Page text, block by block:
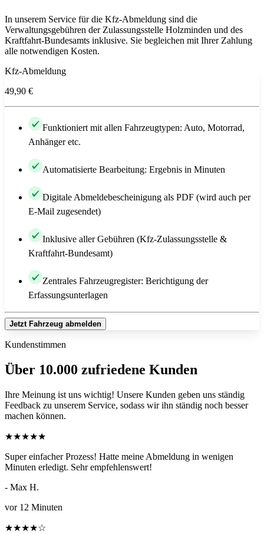
In unserem Service für die Kfz-Abmeldung sind die
Verwaltungsgebühren der Zulassungsstelle Holzminden und des
Kraftfahrt-Bundesamts inklusive. Sie begleichen mit Ihrer Zahlung
alle notwendigen Kosten.
Kfz-Abmeldung
49,90 €
Funktioniert mit allen Fahrzeugtypen: Auto, Motorrad,
Anhänger etc.
Automatisierte Bearbeitung: Ergebnis in Minuten
Digitale Abmeldebescheinigung als PDF (wird auch per
E-Mail zugesendet)
Inklusive aller Gebühren (Kfz-Zulassungsstelle &
Kraftfahrt-Bundesamt)
Zentrales Fahrzeugregister: Berichtigung der
Erfassungsunterlagen
Jetzt Fahrzeug abmelden
Kundenstimmen
Über 10.000 zufriedene Kunden
Ihre Meinung ist uns wichtig! Unsere Kunden geben uns ständig
Feedback zu unserem Service, sodass wir ihn ständig noch besser
machen können.
★★★★★
Super einfacher Prozess! Hatte meine Abmeldung in wenigen
Minuten erledigt. Sehr empfehlenswert!
- Max H.
vor 12 Minuten
★★★★☆